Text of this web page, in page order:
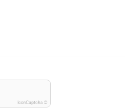
IconCaptcha ©